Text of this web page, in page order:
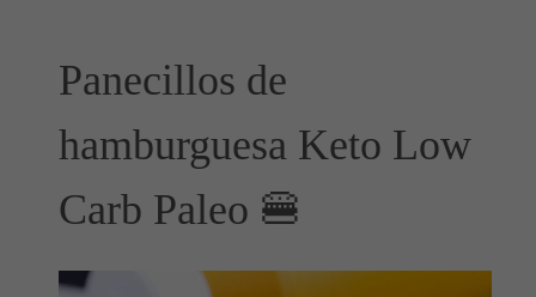
Panecillos de
hamburguesa Keto Low
Carb Paleo 🍔